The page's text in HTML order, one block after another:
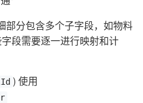
部分包含多个子字段，如物料
段需要逐一进行映射和计
) 使用